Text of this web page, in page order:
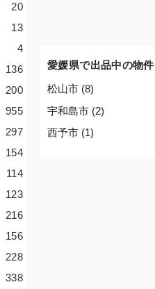
愛媛県で出品中の物件
松山市 (8)
宇和島市 (2)
西予市 (1)
20
13
4
136
200
955
297
154
114
123
216
156
228
338